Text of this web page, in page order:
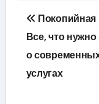
по
записям
Покопийная
Все, что нужно
о
услугах